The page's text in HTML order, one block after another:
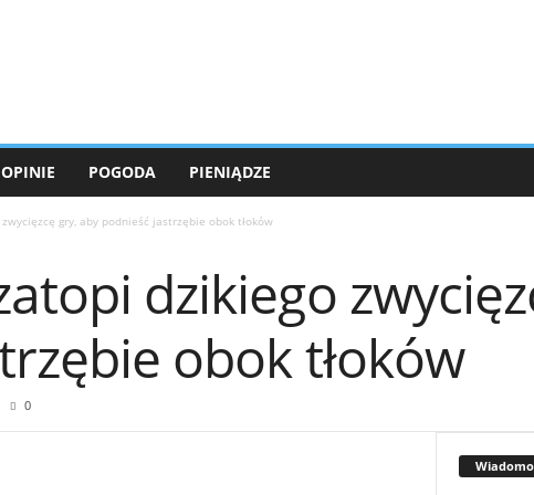
OPINIE POGODA PIENIĄDZE
gry, aby podnieść jastrzębie obok tłoków
dzikiego
obok tłoków
0